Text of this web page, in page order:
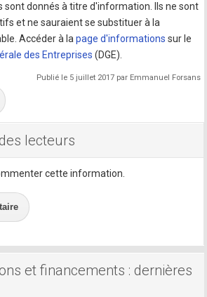
sont donnés à titre d'information. Ils ne sont
et ne sauraient se substituer à la
Accéder à lapage d'informations sur le
des Entreprises (DGE).
Publié le 5 juillet 2017 par Emmanuel Forsans
lecteurs
cette information.
et financements : dernières